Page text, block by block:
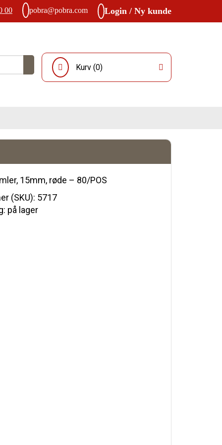
00 pobra@pobra.com Login / Ny kunde
Kurv (0)
15mm, røde – 80/POS
(SKU): 5717
på lager